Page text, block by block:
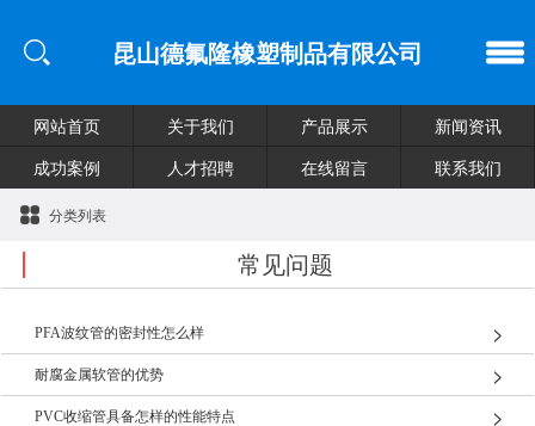
昆山德氟隆橡塑制品有限公司
网站首页 关于我们 产品展示
新闻资讯
成功案例
人才招聘 在线留言 联系我们
分类列表
常见问题
PFA波纹管的密封性怎么样
耐腐金属软管的优势
PVC收缩管具备怎样的性能特点